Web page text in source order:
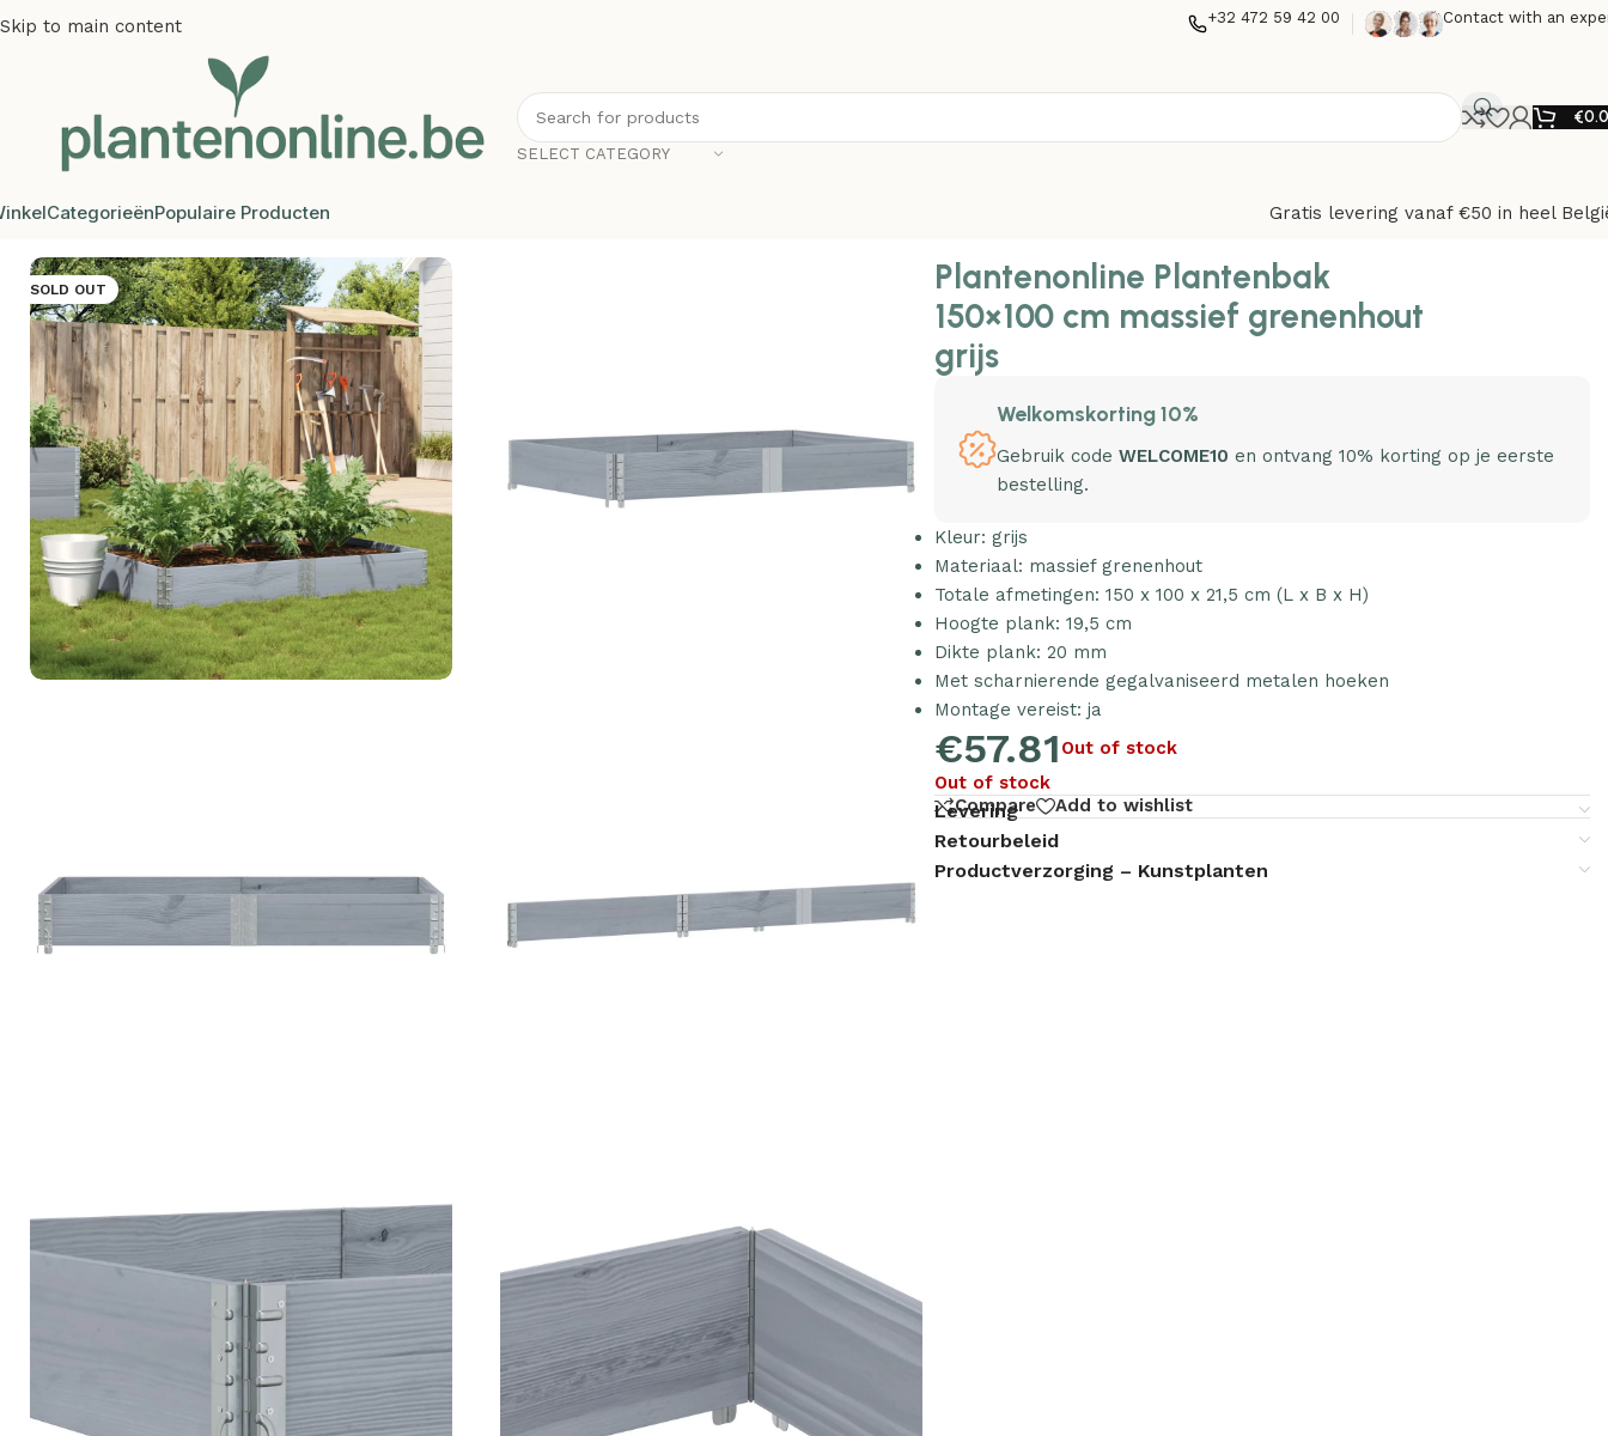
Skip to main content +32 472 59 42 00 Contact with an
SELECT CATEGORY
€
CategorieënPopulaire Producten
Gratis levering vanaf €50 in heel
Plantenbakken
SOLD OUT
Plantenonline Plantenbak
150×100 cm massief grenenhout
grijs
Welkomskorting 10%
Gebruik codeWELCOME10 en ontvang 10% korting op je eerste
bestelling.
Kleur: grijs
Materiaal: massief grenenhout
Totale afmetingen: 150 x 100 x 21,5 cm (L x B x H)
Hoogte plank: 19,5 cm
Dikte plank: 20 mm
Met scharnierende gegalvaniseerd metalen hoeken
Montage vereist: ja
€57.81 Out of stock
Out of stock
Compare
Add to wishlist
Levering
Retourbeleid
Productverzorging – Kunstplanten